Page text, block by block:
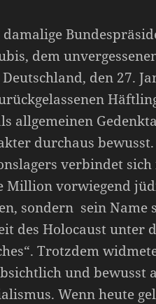
dem
den 27.
allgemeinen
durchaus
verbindet
Million vorwiegend
sondern sein Name
des Holocaust unter
Trotzdem
und bewusst
Wenn heute